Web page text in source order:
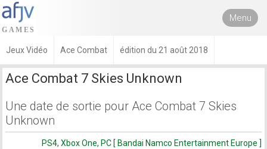
Menu
Jeux Vidéo Ace Combat édition du 21 août 2018
Ace Combat 7 Skies Unknown
Une date de sortie pour Ace Combat 7 Skies
Unknown
PS4, Xbox One, PC [ Bandai Namco Entertainment Europe ]